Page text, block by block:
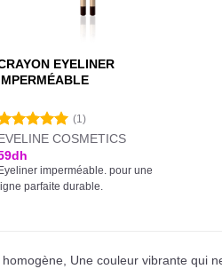
EYELINER
Note 5.00
5
(1)
COSMETICS
dh
Eyeliner imperméable. pour une
ligne parfaite durable.
Une couleur vibrante qui